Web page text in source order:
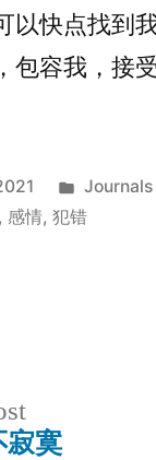
以快点找到
包容我，接受
Posted
in
Journals
感情, 犯错
Previous
post:
寂寞